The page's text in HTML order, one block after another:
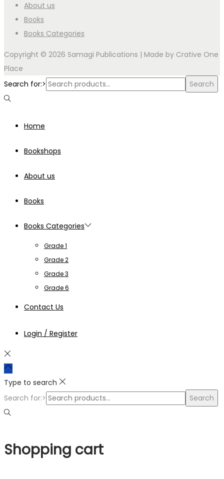
About us
Books
Books Categories
Copyright © 2026 Samagi Publications | Made by Crative One
Place
Search for:>
Search
Home
Bookshops
About us
Books
Books Categories
Grade 1
Grade 2
Grade 3
Grade 6
Contact Us
Login / Register
Type to search
Search for:>
Search
Shopping cart